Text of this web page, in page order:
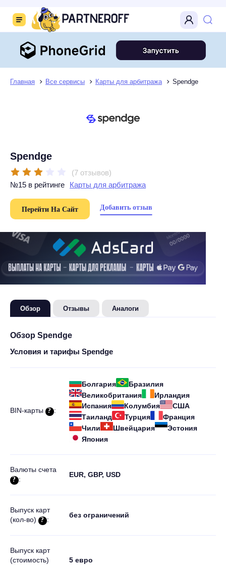
Главная Все сервисы Карты для арбитража Spendge
Spendge
(7 отзывов)
№15 в рейтинге
Карты для арбитража
Перейти На Сайт Добавить отзыв
Обзор Отзывы Аналоги
Обзор Spendge
Условия и тарифы Spendge
BIN-карты :
Болгария
Бразилия
Великобритания
Ирландия
Испания
Колумбия
США
Таиланд
Турция
Франция
Чили
Швейцария
Эстония
Япония
Валюты счета
:
EUR, GBP, USD
Выпуск карт
(кол-во)
:
без ограничений
Выпуск карт
(стоимость)
5 евро